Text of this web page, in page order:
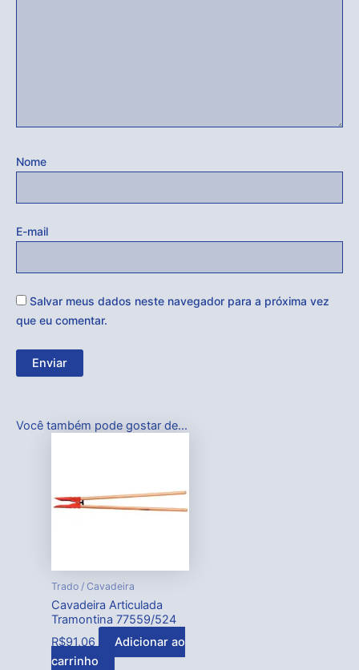
Nome
E-mail
Salvar meus dados neste navegador para a próxima vez
que eu comentar.
Você também pode gostar de…
Trado / Cavadeira
Cavadeira Articulada
Tramontina 77559/524
R$91,06
Adicionar ao
carrinho